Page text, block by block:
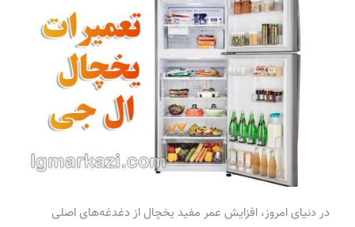
در دنیای امروز، افزایش عمر مفید یخچال از دغدغه‌های اصلی